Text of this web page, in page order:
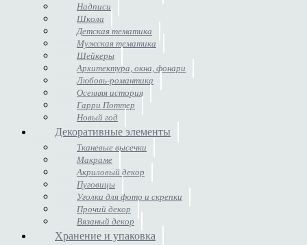
Надписи
Школа
Детская тематика
Мужская тематика
Шейкеры
Архитектура, окна, фонари
Любовь-романтика
Осенняя история
Гарри Поттер
Новый год
Декоративные элементы
Тканевые высечки
Макраме
Акриловый декор
Пуговицы
Уголки для фото и скрепки
Прочий декор
Вязаный декор
Хранение и упаковка